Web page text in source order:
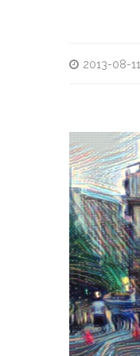
2013-08-11